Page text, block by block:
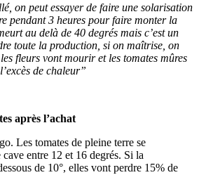
on peut essayer de faire une solarisation
pendant 3 heures pour faire monter la
au delà de 40 degrés mais c’est un
toute la production, si on maîtrise, on
fleurs vont mourir et les tomates mûres
de chaleur”
après l’achat
Les tomates de pleine terre se
entre 12 et 16 degrés. Si la
de 10°, elles vont perdre 15% de